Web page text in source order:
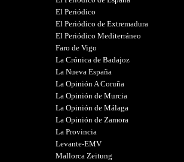
El Periódico
El Periódico de Extremadura
El Periódico Mediterráneo
Faro de Vigo
La Crónica de Badajoz
La Nueva España
La Opinión A Coruña
La Opinión de Murcia
La Opinión de Málaga
La Opinión de Zamora
La Provincia
Levante-EMV
Mallorca Zeitung